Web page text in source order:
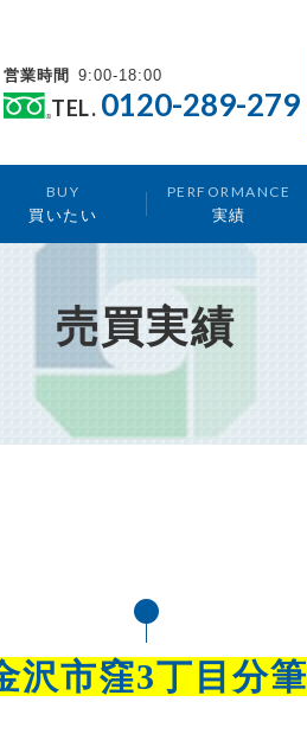
営業時間 9:00-18:00
TEL. 0120-289-279
BUY
買いたい
PERFORMANCE
実績
売買実績
沢市窪3丁目分筆